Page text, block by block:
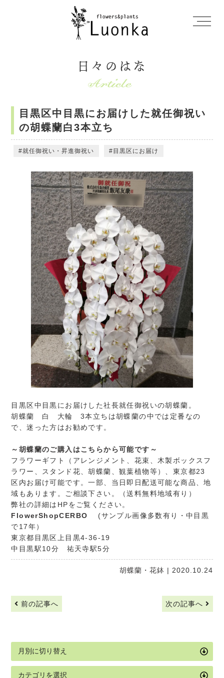
日々のはな
目黒区中目黒にお届けした就任御祝い
の胡蝶蘭白3本立ち
就任御祝い・昇進御祝い 目黒区にお届け
目黒区中目黒にお届けした社長就任御祝いの胡蝶蘭。
胡蝶蘭 白 大輪 3本立ちは胡蝶蘭の中では定番なの
で、迷った方はお勧めです。
～胡蝶蘭のご購入はこちらから可能です～
フラワーギフト（アレンジメント、花束、木製ボックスフ
ラワー、スタンド花、胡蝶蘭、観葉植物等）、東京都23
区内お届け可能です。一部、当日即日配送可能な商品、地
域もあります。ご相談下さい。（送料無料地域有り）
弊社の詳細はHPをご覧ください。
FlowerShopCERBO
(サンプル画像多数有り・中目黒
で17年）
東京都目黒区上目黒4-36-19
中目黒駅10分 祐天寺駅5分
胡蝶蘭・花鉢 | 2020.10.24
前の記事へ 次の記事へ